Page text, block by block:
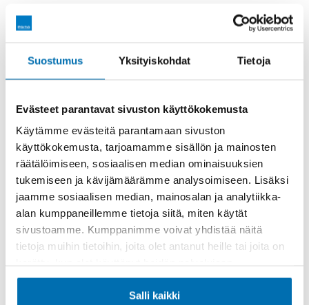
Suostumus Yksityiskohdat Tietoja
Evästeet parantavat sivuston käyttökokemusta
Käytämme evästeitä parantamaan sivuston
käyttökokemusta, tarjoamamme sisällön ja mainosten
räätälöimiseen, sosiaalisen median ominaisuuksien
tukemiseen ja kävijämäärämme analysoimiseen. Lisäksi
jaamme sosiaalisen median, mainosalan ja analytiikka-
alan kumppaneillemme tietoja siitä, miten käytät
sivustoamme. Kumppanimme voivat yhdistää näitä
tietoja muihin tietoihin, joita olet antanut heille tai joita on
Salli kaikki
Räätälöi itsellesi sopiva rahoitus
Rahoitusaika (kk)
Käsiraha tai vaihtoauto (€)
Suurempi viimeinen erä (€)